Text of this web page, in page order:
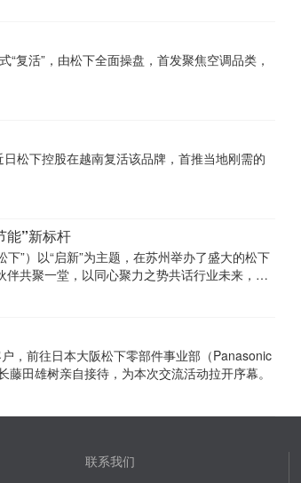
复活”，由松下全面操盘，首发聚焦空调品类，
松下控股在越南复活该品牌，首推当地刚需的
能”新标杆
”）以“启新”为主题，在苏州举办了盛大的松下
共聚一堂，以同心聚力之势共话行业未来，打
，前往日本大阪松下零部件事业部（Panasonic
田雄树亲自接待，为本次交流活动拉开序幕。
联系我们